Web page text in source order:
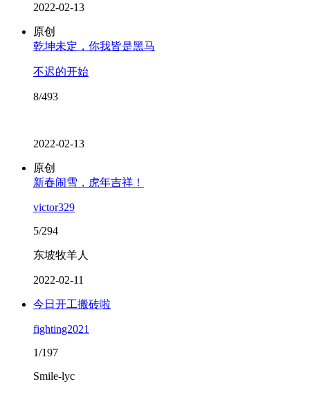
2022-02-13
原创
乾坤未定，你我皆是黑马
不迟的开始
8/493
2022-02-13
原创
新春闹雪，虎年吉祥！
victor329
5/294
东坡牧羊人
2022-02-11
今日开工搬砖啦
fighting2021
1/197
Smile-lyc